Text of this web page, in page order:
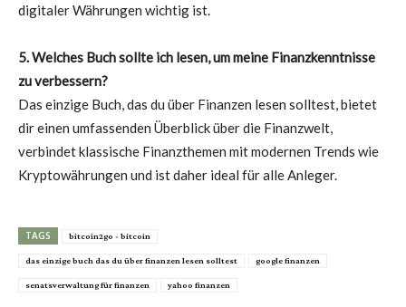
digitaler Währungen wichtig ist.
5. Welches Buch sollte ich lesen, um meine Finanzkenntnisse
zu verbessern?
Das einzige Buch, das du über Finanzen lesen solltest, bietet
dir einen umfassenden Überblick über die Finanzwelt,
verbindet klassische Finanzthemen mit modernen Trends wie
Kryptowährungen und ist daher ideal für alle Anleger.
TAGS bitcoin2go - bitcoin
das einzige buch das du über finanzen lesen solltest google finanzen
senatsverwaltung für finanzen yahoo finanzen